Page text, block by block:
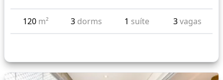
120 m² 3 dorms 1 suíte 3vagas